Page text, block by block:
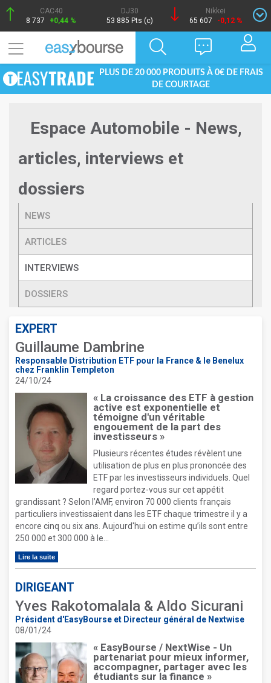
CAC40
8 737
+0,44 %
DJ30
53 885 Pts (c)
Nikkei
65 607
-0,12 %
PLUS DE 20 000 PRODUITS À 0€ DE FRAIS
DE COURTAGE
Espace Automobile - News,
articles, interviews et
dossiers
NEWS
ARTICLES
INTERVIEWS
DOSSIERS
EXPERT
Guillaume Dambrine
Responsable Distribution ETF pour la France & le Benelux
chez Franklin Templeton
24/10/24
« La croissance des ETF à gestion
active est exponentielle et
témoigne d'un véritable
engouement de la part des
investisseurs »
Plusieurs récentes études révèlent une
utilisation de plus en plus prononcée des
ETF par les investisseurs individuels. Quel
regard portez-vous sur cet appétit
grandissant ? Selon l’AMF, environ 70 000 clients français
particuliers investissaient dans les ETF chaque trimestre il y a
encore cinq ou six ans. Aujourd'hui on estime qu’ils sont entre
250 000 et 300 000 à le...
Lire la suite
DIRIGEANT
Yves Rakotomalala & Aldo Sicurani
Président d'EasyBourse et Directeur général de Nextwise
08/01/24
« EasyBourse / NextWise - Un
partenariat pour mieux informer,
accompagner, partager avec les
étudiants sur la finance »